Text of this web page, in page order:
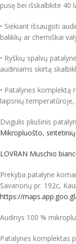
pusę bei išskalbkite 40
• Siekiant išsaugoti
baliklių ar chemiškai
• Ryškių spalvų
audiniams skirtą
• Patalynės komplektą
laipsnių
Dvigulis pliušinis
Mikropluošto, sintetinių
LOVRAN Muschio
Prekyba patalyne
Savanorių pr. 192c,
https://
Audinys 100 %
Patalynės komplektas